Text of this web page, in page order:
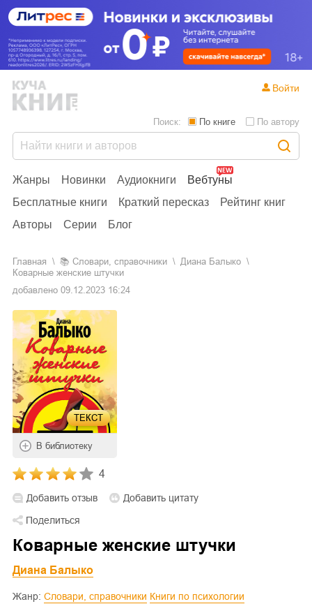
Жанры Новинки Аудиокниги
Вебтуны
Бесплатные книги
Краткий пересказ
Рейтинг книг
Авторы
Серии Блог
Поиск: По книге По автору
Войти
Главная 📚 словари, справочники
Диана Балыко
Коварные женские штучки
добавлено 09.12.2023 16:24
ТЕКСТ
В библиотеку
4
Добавить отзыв
Добавить цитату
Поделиться
Коварные женские штучки
Диана Балыко
Жанр: Словари, справочники
Книги по психологии